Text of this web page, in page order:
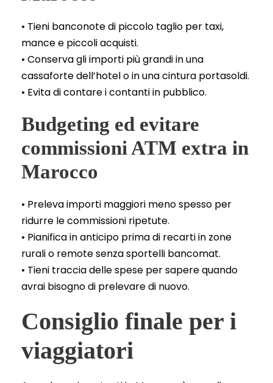
• Tieni banconote di piccolo taglio per taxi,
mance e piccoli acquisti.
• Conserva gli importi più grandi in una
cassaforte dell’hotel o in una cintura portasoldi.
• Evita di contare i contanti in pubblico.
Budgeting ed evitare
commissioni ATM extra in
Marocco
• Preleva importi maggiori meno spesso per
ridurre le commissioni ripetute.
• Pianifica in anticipo prima di recarti in zone
rurali o remote senza sportelli bancomat.
• Tieni traccia delle spese per sapere quando
avrai bisogno di prelevare di nuovo.
Consiglio finale per i
viaggiatori